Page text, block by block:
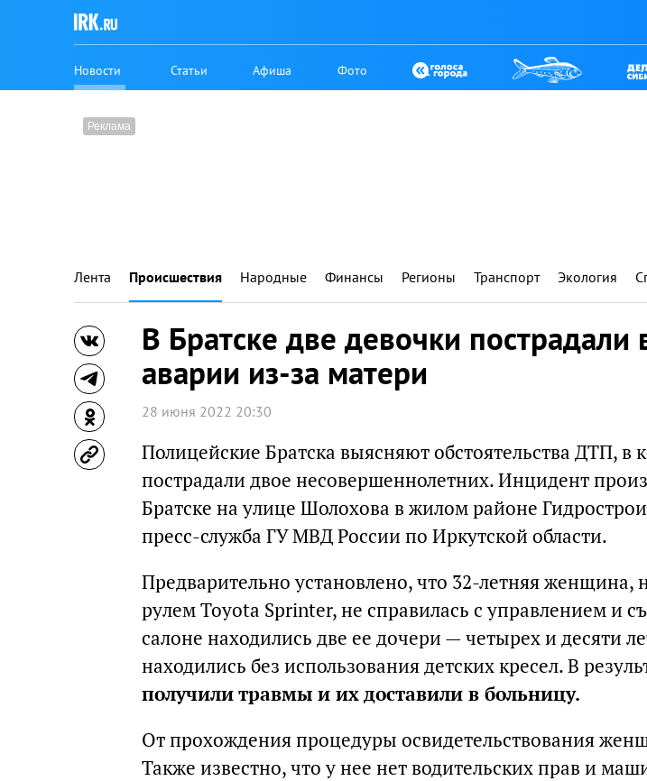
Новости Статьи Афиша Фото
Лента Происшествия Народные Финансы Регионы Транспорт Экология
В Братске две девочки пострадали
аварии из-за матери
28 июня 2022 20:30
Полицейские Братска выясняют обстоятельства ДТП, в
пострадали двое несовершеннолетних. Инцидент
Братске на улице Шолохова в жилом районе
пресс-служба ГУ МВД России по Иркутской области.
Предварительно установлено, что 32-летняя женщина,
рулем Toyota Sprinter, не справилась с управлением и
салоне находились две ее дочери — четырех и десяти
находились без использования детских кресел. В
получили травмы и их доставили в больницу.
От прохождения процедуры освидетельствования
Также известно, что у нее нет водительских прав и